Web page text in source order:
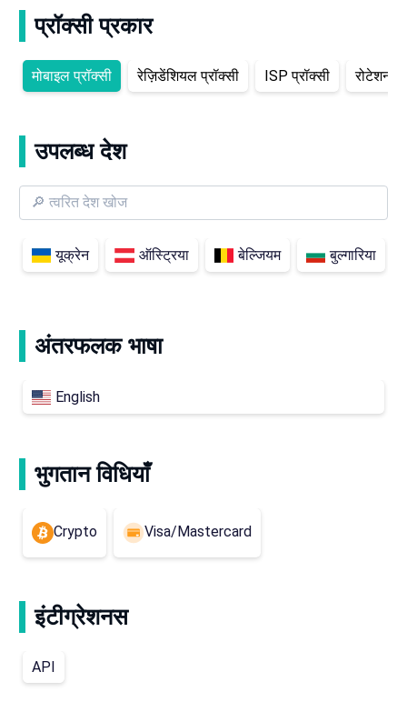
प्रॉक्सी प्रकार
मोबाइल प्रॉक्सी रेज़िडेंशियल प्रॉक्सी ISP प्रॉक्सी रोटेशन
उपलब्ध देश
यूक्रेन ऑस्ट्रिया बेल्जियम बुल्गारिया
अंतरफलक भाषा
English
भुगतान विधियाँ
Crypto Visa/Mastercard
इंटीग्रेशनस
API